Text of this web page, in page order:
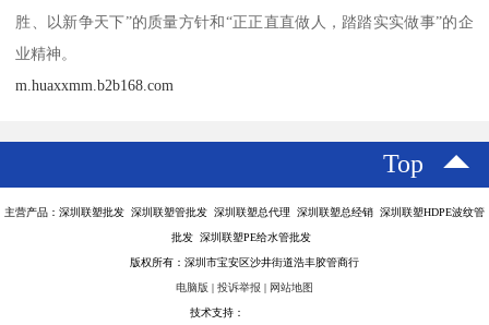
胜、以新争天下”的质量方针和“正正直直做人，踏踏实实做事”的企
业精神。
m.huaxxmm.b2b168.com
Top
主营产品：深圳联塑批发 深圳联塑管批发 深圳联塑总代理 深圳联塑总经销 深圳联塑HDPE波纹管
批发 深圳联塑PE给水管批发
版权所有：深圳市宝安区沙井街道浩丰胶管商行
电脑版 | 投诉举报 | 网站地图
技术支持：